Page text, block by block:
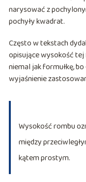
narysować z
pochyły kwadrat.
Często w tekstach
opisujące wysokość
niemal jak formułkę,
wyjaśnienie
Wysokość rombu
między
kątem prostym.